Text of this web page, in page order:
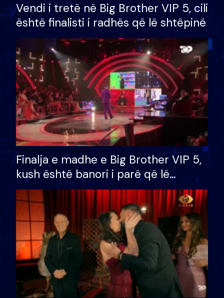
Vendi i tretë në Big Brother VIP 5, cili
është finalisti i radhës që lë shtëpinë
Finalja e madhe e Big Brother VIP 5,
kush është banori i parë që lë
shtëpinë dhe humb mundësinë për
të fituar çmimin e madh